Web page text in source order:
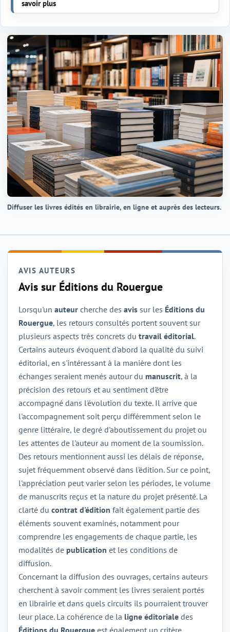
savoir plus
Diffuser les livres édités en librairie, en ligne et auprès des lecteurs.
AVIS AUTEURS
Avis sur Éditions du Rouergue
Lorsqu'un auteur cherche des avis sur les Éditions du
Rouergue, les retours consultés portent souvent sur
plusieurs aspects très concrets du travail éditorial.
Certains auteurs évoquent d'abord la qualité du suivi
éditorial, en s'intéressant à la manière dont les
échanges seraient menés autour du manuscrit, à la
précision des retours et au sentiment d'être
accompagné dans l'évolution du texte. Il arrive que
l'accompagnement soit perçu différemment selon le
genre littéraire, le degré d'aboutissement du projet ou
les attentes de l'auteur au moment de la soumission.
Des retours mentionnent aussi les délais de réponse,
sujet fréquemment observé dans l'édition. Sur ce point,
l'appréciation peut varier selon les périodes, le volume
de manuscrits reçus et la nature du projet présenté. La
clarté du contrat d'édition fait également partie des
éléments souvent examinés, notamment pour
comprendre les engagements de chaque partie, les
modalités de publication et les conditions de
diffusion.
Concernant la diffusion des ouvrages, certains auteurs
cherchent à savoir comment les livres seraient portés
en librairie et dans quels circuits ils pourraient trouver
leur place. La cohérence de la ligne éditoriale des
Éditions du Rouergue est également un critère